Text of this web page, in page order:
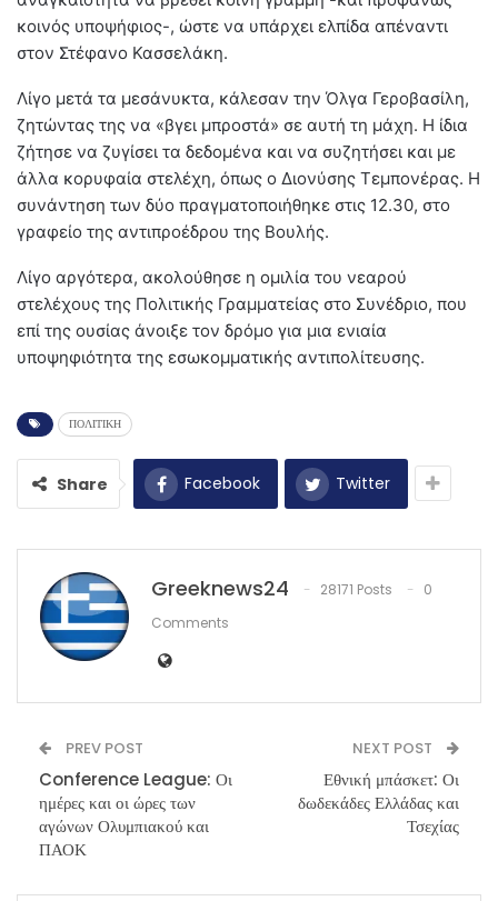
κοινός υποψήφιος-, ώστε να υπάρχει ελπίδα απέναντι
στον Στέφανο Κασσελάκη.
Λίγο μετά τα μεσάνυκτα, κάλεσαν την Όλγα Γεροβασίλη,
ζητώντας της να «βγει μπροστά» σε αυτή τη μάχη. Η ίδια
ζήτησε να ζυγίσει τα δεδομένα και να συζητήσει και με
άλλα κορυφαία στελέχη, όπως ο Διονύσης Τεμπονέρας. Η
συνάντηση των δύο πραγματοποιήθηκε στις 12.30, στο
γραφείο της αντιπροέδρου της Βουλής.
Λίγο αργότερα, ακολούθησε η ομιλία του νεαρού
στελέχους της Πολιτικής Γραμματείας στο Συνέδριο, που
επί της ουσίας άνοιξε τον δρόμο για μια ενιαία
υποψηφιότητα της εσωκομματικής αντιπολίτευσης.
ΠΟΛΙΤΙΚΗ
Share Facebook Twitter
Greeknews24 28171 Posts
0
Comments
PREV POST
Conference League: Οι
ημέρες και οι ώρες των
αγώνων Ολυμπιακού και
ΠΑΟΚ
NEXT POST
Εθνική μπάσκετ: Οι
δωδεκάδες Ελλάδας και
Τσεχίας